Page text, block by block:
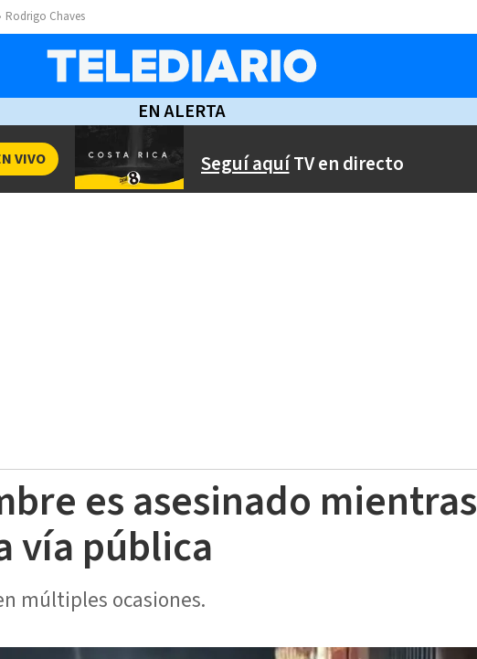
Rodrigo Chaves
EN ALERTA
Seguí aquíTV en directo
VIVO
es asesinado mientras
vía pública
múltiples ocasiones.